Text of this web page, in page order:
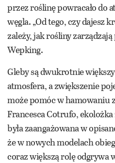
przez roślinę powracało do
węgla. „Od tego, czy dajesz
zależy, jak rośliny
Wepking.
Gleby są dwukrotnie
atmosfera, a zwiększenie
może pomóc w hamowaniu
Francesca Cotrufo,
była zaangażowana w
że w nowych modelach
coraz większą rolę odgrywa